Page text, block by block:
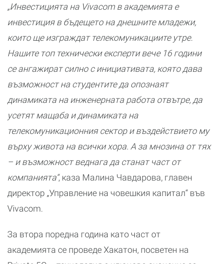
„Инвестицията на Vivacom в академията е
инвестиция в бъдещето на днешните младежи,
които ще изграждат телекомуникациите утре.
Нашите топ технически експерти вече 16 години
се ангажират силно с инициативата, която дава
възможност на студентите да опознаят
динамиката на инженерната работа отвътре, да
усетят мащаба и динамиката на
телекомуникационния сектор и въздействието му
върху живота на всички хора. А за мнозина от тях
– и възможност веднага да станат част от
компанията“, каза Малина Чавдарова, главен
директор „Управление на човешкия капитал“ във
Vivacom.
За втора поредна година като част от
академията се проведе Хакатон, посветен на